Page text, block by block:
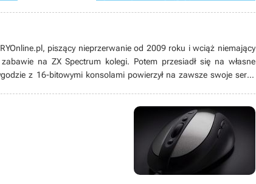
piszący nieprzerwanie od 2009 roku i wciąż niemający
na ZX Spectrum kolegi. Potem przesiadł się na własne
z 16-bitowymi konsolami powierzył na zawsze swoje serce